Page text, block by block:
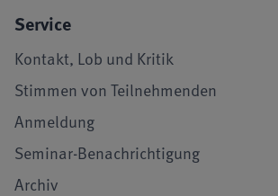
Service
Kontakt, Lob und Kritik
Stimmen von Teilnehmenden
Anmeldung
Seminar-Benachrichtigung
Archiv